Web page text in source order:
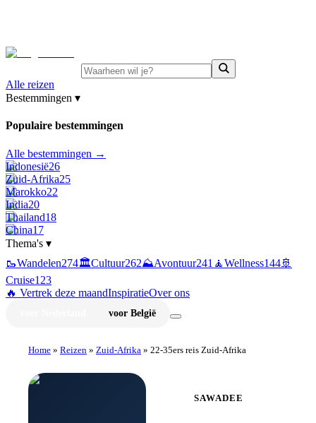
Alle reizen
Bestemmingen ▾
Populaire bestemmingen
Alle bestemmingen →
Indonesië26
Zuid-Afrika25
Marokko22
India20
Thailand18
China17
Thema's ▾
🥾Wandelen274🏛️Cultuur262⛰️Avontuur241 🧘Wellness144🚢
Cruise123
🔥 Vertrek deze maandInspiratieOver ons
voor België
Home » Reizen » Zuid-Afrika » 22-35ers reis Zuid-Afrika
SAWADEE